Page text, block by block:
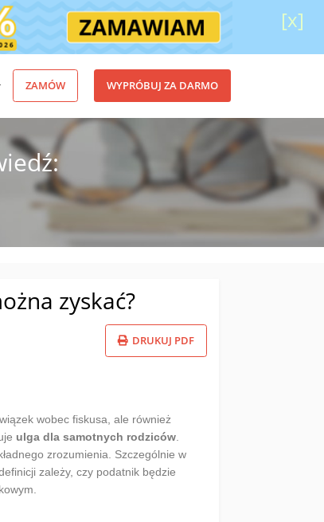
[x]
ZAMÓW WYPRÓBUJ ZA DARMO
zyskać?
DRUKUJ PDF
wobec fiskusa, ale również
ulga dla samotnych rodziców
zrozumienia. Szczególnie w
zależy, czy podatnik będzie